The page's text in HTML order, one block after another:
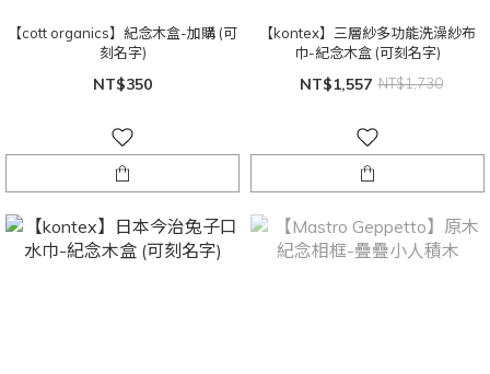
【cott organics】紀念木盒-加購 (可
刻名字)
NT$350
【kontex】三層紗多功能洗澡紗布
巾-紀念木盒 (可刻名字)
NT$1,557 NT$1,730